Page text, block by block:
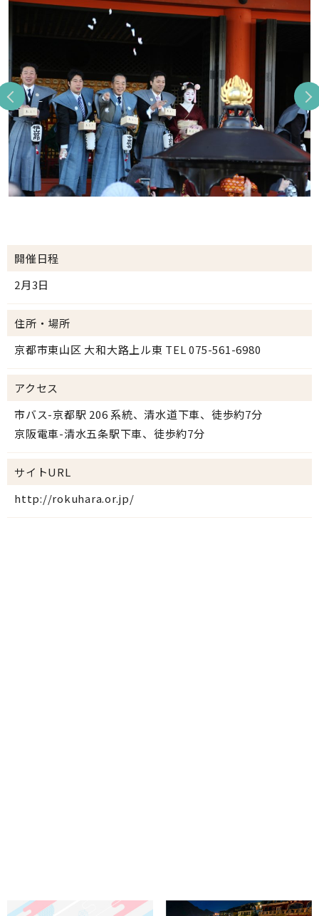
開催日程
2月3日
住所・場所
京都市東山区 大和大路上ル東 TEL 075-561-6980
アクセス
市バス-京都駅 206 系統、清水道下車、徒歩約7分
京阪電車-清水五条駅下車、徒歩約7分
サイトURL
http://rokuhara.or.jp/